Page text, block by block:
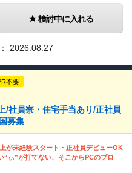
検討中に入れる
2026.08.27
不要
/社員寮・住宅手当あり/正社員
募集
が未経験スタート・正社員デビューOK
“ぃ”が打てない、そこからPCのプロ